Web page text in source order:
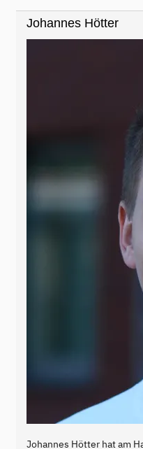
Johannes Hötter
Johannes Hötter hat am